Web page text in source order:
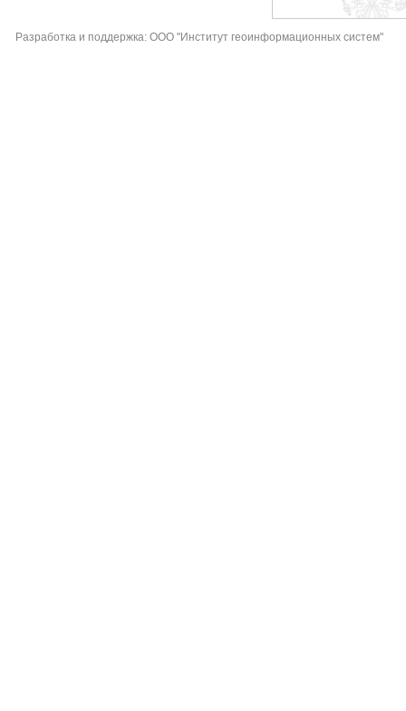
Разработка и поддержка: ООО "Институт геоинформационных систем"